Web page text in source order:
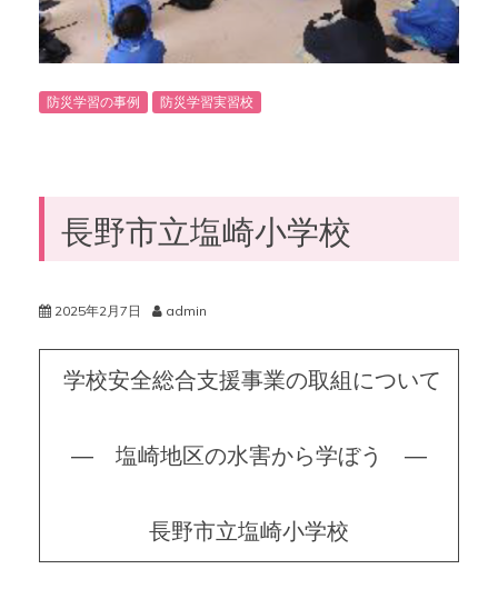
防災学習の事例 防災学習実習校
長野市立塩崎小学校
2025年2月7日 admin
学校安全総合支援事業の取組について
― 塩崎地区の水害から学ぼう ―
長野市立塩崎小学校